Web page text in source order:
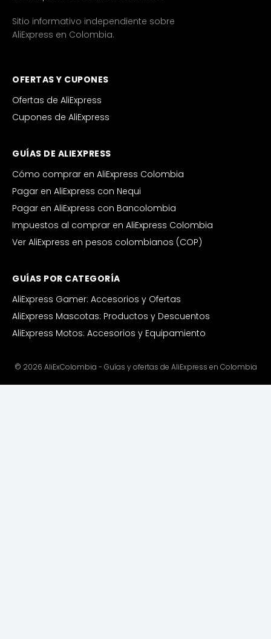
Sitio informativo independiente sobre
AliExpress en Colombia.
OFERTAS Y CUPONES
Ofertas de AliExpress
Cupones de AliExpress
GUÍAS DE ALIEXPRESS
Cómo comprar en AliExpress Colombia
Pagar en AliExpress con Nequi
Pagar en AliExpress con Bancolombia
Impuestos al comprar en AliExpress Colombia
Ver AliExpress en pesos colombianos (COP)
GUÍAS POR CATEGORÍA
AliExpress Gamer: Accesorios y Ofertas
AliExpress Mascotas: Productos y Descuentos
AliExpress Motos: Accesorios y Equipamiento
© 2026 AliExColombia - Guías y ofertas de AliExpress en Colombia